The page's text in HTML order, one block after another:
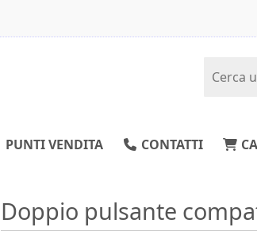
PUNTI VENDITA CONTATTI
Doppio pulsante